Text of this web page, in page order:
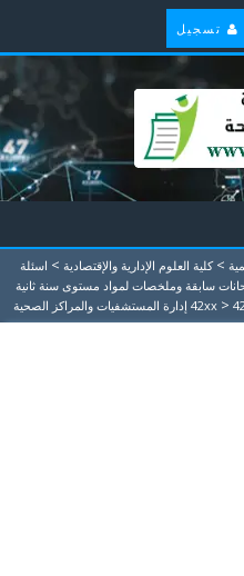
تسجيل
> كلية العلوم الإدارية والإقتصادية > اسئلة
سابقة وملخصات لمواد مستوى سنة ثانية
>